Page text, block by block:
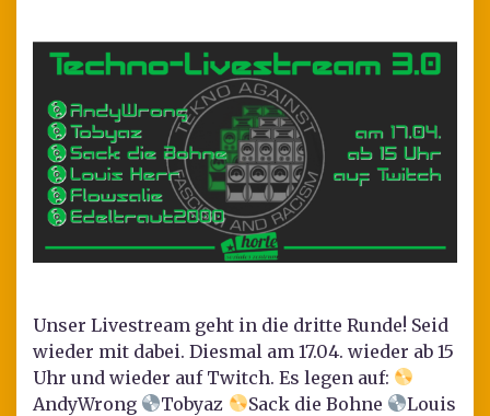
Unser Livestream geht in die dritte Runde! Seid
wieder mit dabei. Diesmal am 17.04. wieder ab 15
Uhr und wieder auf Twitch. Es legen auf:
AndyWrong
Tobyaz Sack die Bohne
Louis